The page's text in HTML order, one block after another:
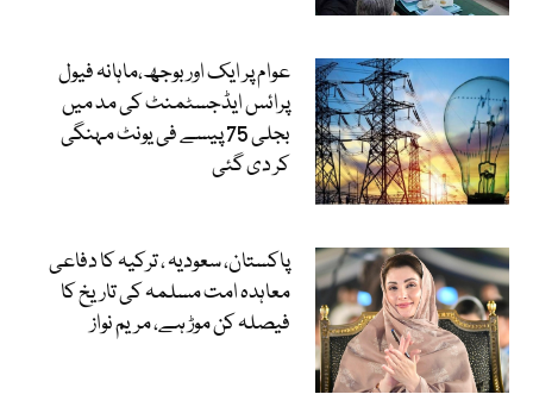
عوام پر ایک اور بوجھ،ماہانہ فیول
پرائس ایڈجسٹمنٹ کی مد میں
بجلی 75 پیسے فی یونٹ مہنگی
کر دی گئی
پاکستان، سعودیہ ، ترکیہ کا دفاعی
معاہدہ امت مسلمہ کی تاریخ کا
فیصلہ کن موڑ ہے، مریم نواز